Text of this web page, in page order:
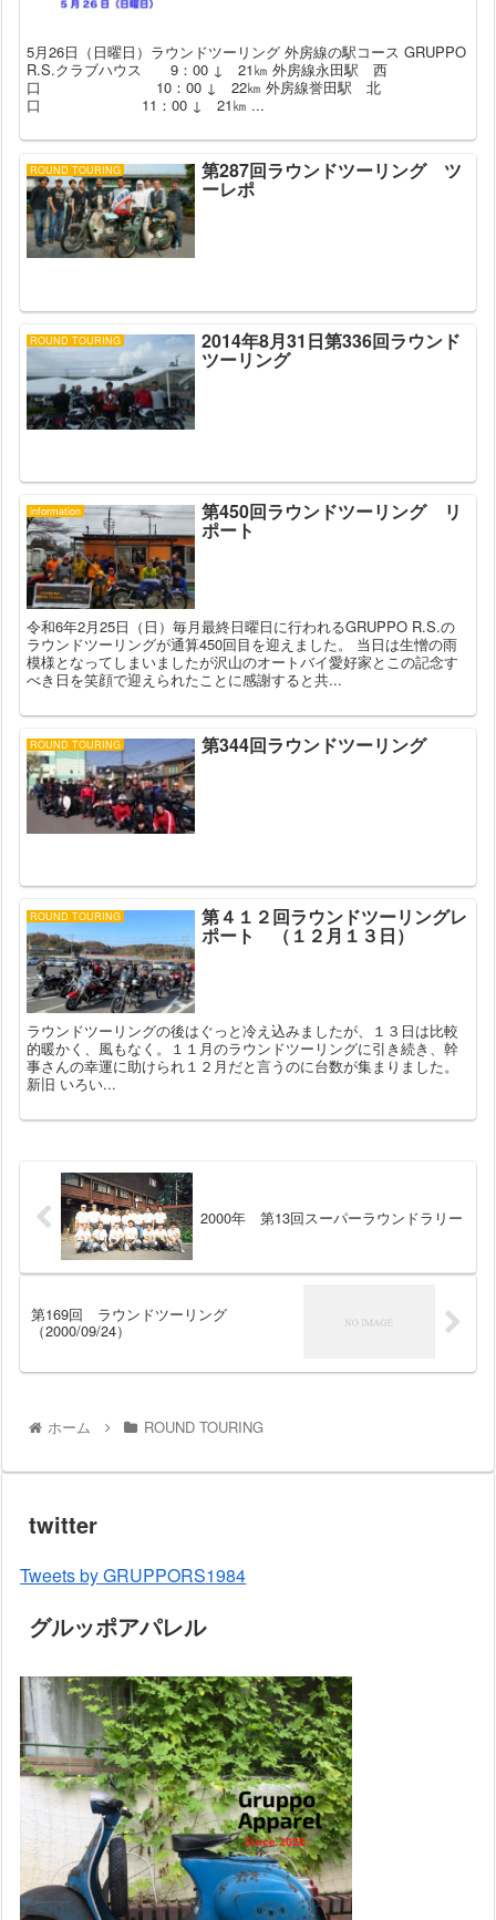
5月26日（日曜日）ラウンドツーリング 外房線の駅コース GRUPPO
R.S.クラブハウス 9：00 ↓ 21㎞ 外房線永田駅 西
口 10：00 ↓ 22㎞ 外房線誉田駅 北
口 11：00 ↓ 21㎞ ...
ROUND TOURING 第287回ラウンドツーリング ツ
ーレポ
ROUND TOURING 2014年8月31日第336回ラウンド
ツーリング
information 第450回ラウンドツーリング リ
ポート
令和6年2月25日（日）毎月最終日曜日に行われるGRUPPO R.S.の
ラウンドツーリングが通算450回目を迎えました。 当日は生憎の雨
模様となってしまいましたが沢山のオートバイ愛好家とこの記念す
べき日を笑顔で迎えられたことに感謝すると共...
ROUND TOURING 第344回ラウンドツーリング
ROUND TOURING 第４１２回ラウンドツーリングレ
ポート （１２月１３日）
ラウンドツーリングの後はぐっと冷え込みましたが、１３日は比較
的暖かく、風もなく。１１月のラウンドツーリングに引き続き、幹
事さんの幸運に助けられ１２月だと言うのに台数が集まりました。
新旧 いろい...
2000年 第13回スーパーラウンドラリー
第169回 ラウンドツーリング
（2000/09/24）
ホーム ROUND TOURING
twitter
Tweets by GRUPPORS1984
グルッポアパレル